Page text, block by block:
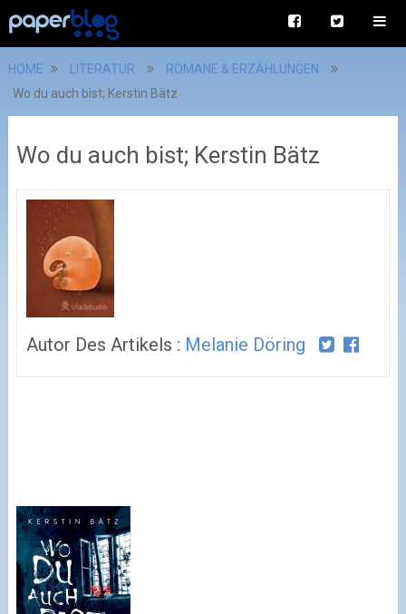
HOME LITERATUR
ROMANE & ERZÄHLUNGEN
Wo du auch bist; Kerstin Bätz
Wo du auch bist; Kerstin Bätz
Autor Des Artikels : Melanie Döring